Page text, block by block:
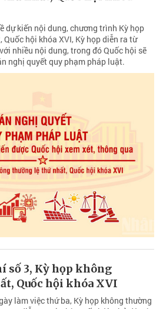
dự kiến nội dung, chương trình Kỳ họp
hội khóa XVI, Kỳ họp diễn ra từ
nhiều nội dung, trong đó Quốc hội sẽ
nghị quyết quy phạm pháp luật.
số 3, Kỳ họp không
Quốc hội khóa XVI
làm việc thứ ba, Kỳ họp không thường